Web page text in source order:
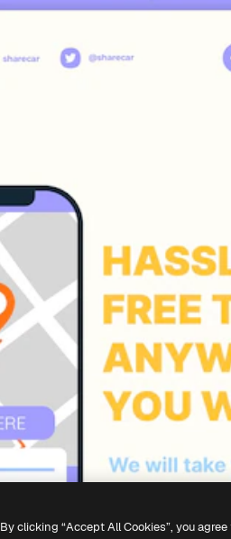
By clicking “Accept All Cookies”, you